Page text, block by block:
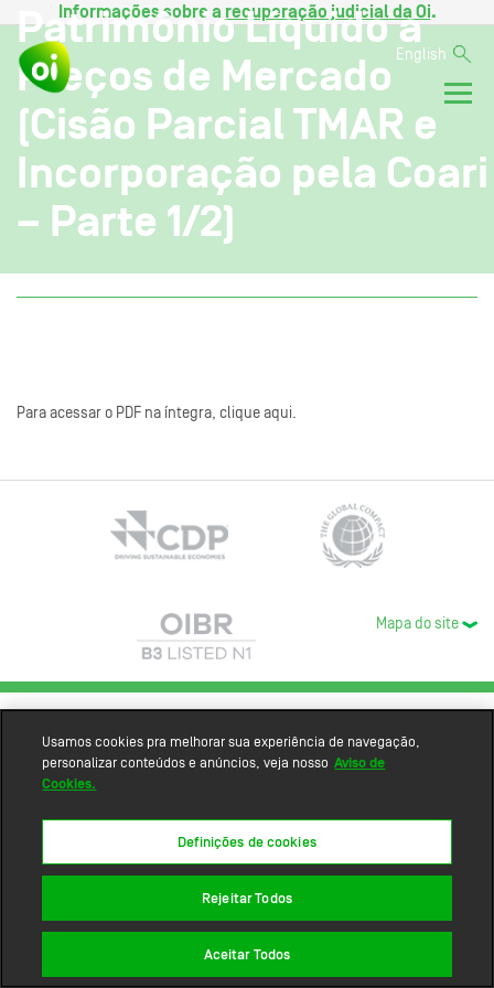
Informações sobre a recuperação judicial da Oi.
English
Patrimônio Líquido a
Preços de Mercado
(Cisão Parcial TMAR e
Incorporação pela Coari
– Parte 1/2)
Para acessar o PDF na íntegra, clique aqui.
Mapa do site
Usamos cookies pra melhorar sua experiência de navegação,
personalizar conteúdos e anúncios, veja nosso Aviso de
Cookies.
Definições de cookies
Rejeitar Todos
Aceitar Todos